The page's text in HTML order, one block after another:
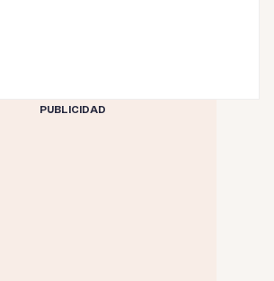
PUBLICIDAD